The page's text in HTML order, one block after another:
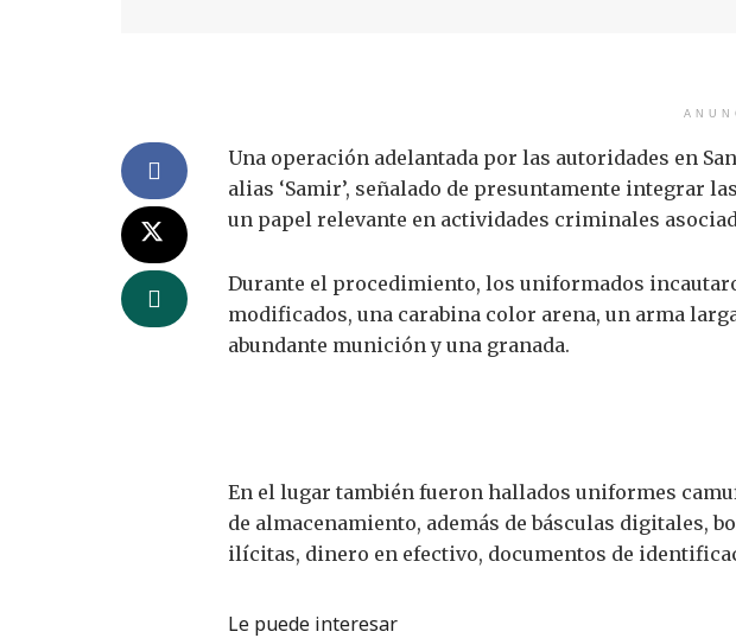
Una operación adelantada por las autoridades en
alias ‘Samir’, señalado de presuntamente integrar
un papel relevante en actividades criminales
Durante el procedimiento, los uniformados
modificados, una carabina color arena, un arma
abundante munición y una granada.
En el lugar también fueron hallados uniformes
de almacenamiento, además de básculas digitales,
ilícitas, dinero en efectivo, documentos de
Le puede interesar